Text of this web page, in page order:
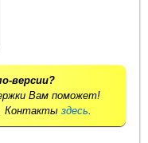
версии?
Вам поможет!
Контакты здесь.